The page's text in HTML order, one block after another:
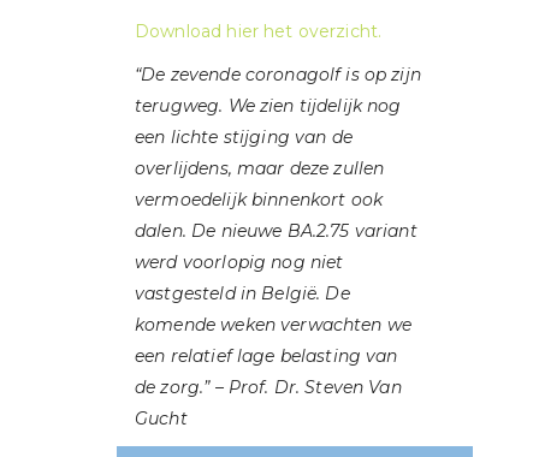
Download hier het overzicht.
“De zevende coronagolf is op zijn
terugweg. We zien tijdelijk nog
een lichte stijging van de
overlijdens, maar deze zullen
vermoedelijk binnenkort ook
dalen. De nieuwe BA.2.75 variant
werd voorlopig nog niet
vastgesteld in België. De
komende weken verwachten we
een relatief lage belasting van
de zorg.” – Prof. Dr. Steven Van
Gucht